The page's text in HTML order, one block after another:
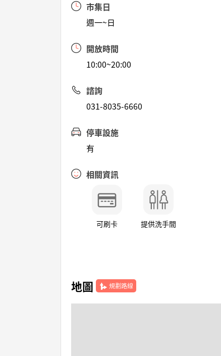
市集日
週一~日
開放時間
10:00~20:00
諮詢
031-8035-6660
停車設施
有
相關資訊
可刷卡 提供洗手間
地圖 規劃路線